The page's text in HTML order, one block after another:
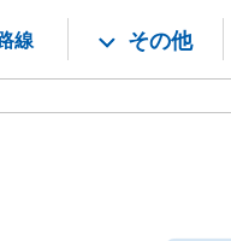
線 その他